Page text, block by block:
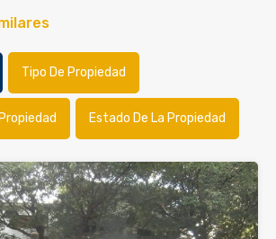
Tipo De Propiedad
Estado De La Propiedad